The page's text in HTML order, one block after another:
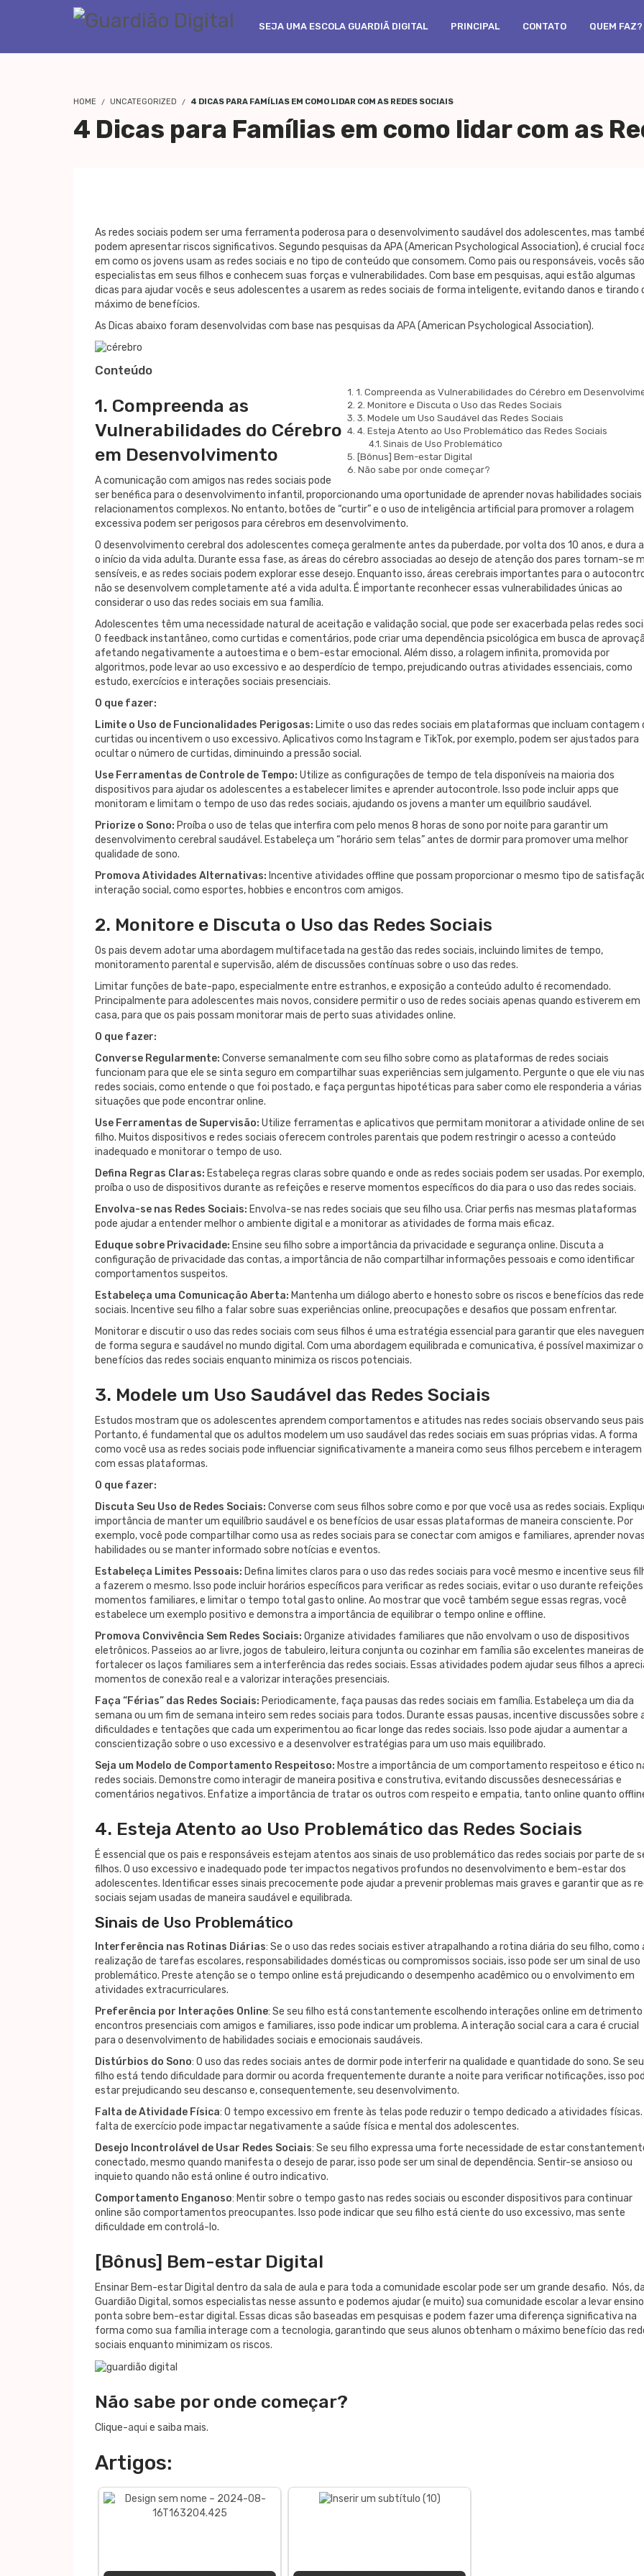
SEJA UMA ESCOLA GUARDIÃ DIGITAL PRINCIPAL CONTATO QUEM FAZ?
HOME UNCATEGORIZED 4 DICAS PARA FAMÍLIAS EM COMO LIDAR COM AS REDES SOCIAIS
4 Dicas para Famílias em como lidar com as
As redes sociais podem ser uma ferramenta poderosa para o desenvolvimento saudável dos adolescentes, mas
podem apresentar riscos significativos. Segundo pesquisas da APA (American Psychological Association),é crucial
em como os jovens usam as redes sociais e no tipo de conteúdo que consomem. Como pais ou responsáveis, vocês
especialistas em seus filhos e conhecem suas forças e vulnerabilidades. Com base em pesquisas, aqui estão algumas
dicas para ajudar vocês e seus adolescentes a usarem as redes sociais de forma inteligente, evitando danos e tirando
máximo de benefícios.
As Dicas abaixo foram desenvolvidas com base nas pesquisas da APA(American Psychological Association).
Conteúdo
1. Compreenda as Vulnerabilidades do Cérebro em
2. Monitore e Discuta o Uso das Redes Sociais
3. Modele um Uso Saudável das Redes Sociais
4. Esteja Atento ao Uso Problemático das Redes Sociais
Sinais de Uso Problemático
[Bônus] Bem-estar Digital
Não sabe por onde começar?
1. Compreenda as
Vulnerabilidades do Cérebro
em Desenvolvimento
A comunicação com amigos nas redes sociais pode
ser benéfica para o desenvolvimento infantil, proporcionando uma oportunidade de aprender novas habilidades sociais
relacionamentos complexos. No entanto, botões de “curtir” e o uso de inteligência artificial para promover a rolagem
excessiva podem ser perigosos para cérebros em desenvolvimento.
O desenvolvimento cerebral dos adolescentes começa geralmente antes da puberdade, por volta dos 10 anos, e dura
o início da vida adulta. Durante essa fase, as áreas do cérebro associadas ao desejo de atenção dos pares tornam-se
sensíveis, e as redes sociais podem explorar esse desejo. Enquanto isso, áreas cerebrais importantes para o
não se desenvolvem completamente até a vida adulta. É importante reconhecer essas vulnerabilidades únicas ao
considerar o uso das redes sociais em sua família.
Adolescentes têm uma necessidade natural de aceitação e validação social, que pode ser exacerbada pelas redes
O feedback instantâneo, como curtidas e comentários, pode criar uma dependência psicológica em busca de
afetando negativamente a autoestima e o bem-estar emocional. Além disso, a rolagem infinita, promovida por
algoritmos, pode levar ao uso excessivo e ao desperdício de tempo, prejudicando outras atividades essenciais, como
estudo, exercícios e interações sociais presenciais.
O que fazer:
Limite o Uso de Funcionalidades Perigosas: Limite o uso das redes sociais em plataformas que incluam contagem
curtidas ou incentivem o uso excessivo. Aplicativos como Instagram e TikTok, por exemplo, podem ser ajustados para
ocultar o número de curtidas, diminuindo a pressão social.
Use Ferramentas de Controle de Tempo: Utilize as configurações de tempo de tela disponíveis na maioria dos
dispositivos para ajudar os adolescentes a estabelecer limites e aprender autocontrole. Isso pode incluir apps que
monitoram e limitam o tempo de uso das redes sociais, ajudando os jovens a manter um equilíbrio saudável.
Priorize o Sono: Proíba o uso de telas que interfira com pelo menos 8 horas de sono por noite para garantir um
desenvolvimento cerebral saudável. Estabeleça um “horário sem telas” antes de dormir para promover uma melhor
qualidade de sono.
Promova Atividades Alternativas: Incentive atividades offline que possam proporcionar o mesmo tipo de
interação social, como esportes, hobbies e encontros com amigos.
2. Monitore e Discuta o Uso das Redes Sociais
Os pais devem adotar uma abordagem multifacetada na gestão das redes sociais, incluindo limites de tempo,
monitoramento parental e supervisão, além de discussões contínuas sobre o uso das redes.
Limitar funções de bate-papo, especialmente entre estranhos, e exposição a conteúdo adulto é recomendado.
Principalmente para adolescentes mais novos, considere permitir o uso de redes sociais apenas quando estiverem em
casa, para que os pais possam monitorar mais de perto suas atividades online.
O que fazer:
Converse Regularmente: Converse semanalmente com seu filho sobre como as plataformas de redes sociais
funcionam para que ele se sinta seguro em compartilhar suas experiências sem julgamento. Pergunte o que ele viu nas
redes sociais, como entende o que foi postado, e faça perguntas hipotéticas para saber como ele responderia a várias
situações que pode encontrar online.
Use Ferramentas de Supervisão: Utilize ferramentas e aplicativos que permitam monitorar a atividade online de
filho. Muitos dispositivos e redes sociais oferecem controles parentais que podem restringir o acesso a conteúdo
inadequado e monitorar o tempo de uso.
Defina Regras Claras: Estabeleça regras claras sobre quando e onde as redes sociais podem ser usadas. Por exemplo,
proíba o uso de dispositivos durante as refeições e reserve momentos específicos do dia para o uso das redes sociais.
Envolva-se nas Redes Sociais: Envolva-se nas redes sociais que seu filho usa. Criar perfis nas mesmas plataformas
pode ajudar a entender melhor o ambiente digital e a monitorar as atividades de forma mais eficaz.
Eduque sobre Privacidade: Ensine seu filho sobre a importância da privacidade e segurança online. Discuta a
configuração de privacidade das contas, a importância de não compartilhar informações pessoais e como identificar
comportamentos suspeitos.
Estabeleça uma Comunicação Aberta: Mantenha um diálogo aberto e honesto sobre os riscos e benefícios das
sociais. Incentive seu filho a falar sobre suas experiências online, preocupações e desafios que possam enfrentar.
Monitorar e discutir o uso das redes sociais com seus filhos é uma estratégia essencial para garantir que eles
de forma segura e saudável no mundo digital. Com uma abordagem equilibrada e comunicativa, é possível maximizar
benefícios das redes sociais enquanto minimiza os riscos potenciais.
3. Modele um Uso Saudável das Redes Sociais
Estudos mostram que os adolescentes aprendem comportamentos e atitudes nas redes sociais observando seus
Portanto, é fundamental que os adultos modelem um uso saudável das redes sociais em suas próprias vidas. A forma
como você usa as redes sociais pode influenciar significativamente a maneira como seus filhos percebem e interagem
com essas plataformas.
O que fazer:
Discuta Seu Uso de Redes Sociais: Converse com seus filhos sobre como e por que você usa as redes sociais.
importância de manter um equilíbrio saudável e os benefícios de usar essas plataformas de maneira consciente. Por
exemplo, você pode compartilhar como usa as redes sociais para se conectar com amigos e familiares, aprender novas
habilidades ou se manter informado sobre notícias e eventos.
Estabeleça Limites Pessoais: Defina limites claros para o uso das redes sociais para você mesmo e incentive seus
a fazerem o mesmo. Isso pode incluir horários específicos para verificar as redes sociais, evitar o uso durante refeições
momentos familiares, e limitar o tempo total gasto online. Ao mostrar que você também segue essas regras, você
estabelece um exemplo positivo e demonstra a importância de equilibrar o tempo online e offline.
Promova Convivência Sem Redes Sociais: Organize atividades familiares que não envolvam o uso de dispositivos
eletrônicos. Passeios ao ar livre, jogos de tabuleiro, leitura conjunta ou cozinhar em família são excelentes maneiras de
fortalecer os laços familiares sem a interferência das redes sociais. Essas atividades podem ajudar seus filhos a
momentos de conexão real e a valorizar interações presenciais.
Faça “Férias” das Redes Sociais: Periodicamente, faça pausas das redes sociais em família. Estabeleça um dia da
semana ou um fim de semana inteiro sem redes sociais para todos. Durante essas pausas, incentive discussões sobre
dificuldades e tentações que cada um experimentou ao ficar longe das redes sociais. Isso pode ajudar a aumentar a
conscientização sobre o uso excessivo e a desenvolver estratégias para um uso mais equilibrado.
Seja um Modelo de Comportamento Respeitoso: Mostre a importância de um comportamento respeitoso e ético
redes sociais. Demonstre como interagir de maneira positiva e construtiva, evitando discussões desnecessárias e
comentários negativos. Enfatize a importância de tratar os outros com respeito e empatia, tanto online quanto
4. Esteja Atento ao Uso Problemático das Redes Sociais
É essencial que os pais e responsáveis estejam atentos aos sinais de uso problemático das redes sociais por parte de
filhos. O uso excessivo e inadequado pode ter impactos negativos profundos no desenvolvimento e bem-estar dos
adolescentes. Identificar esses sinais precocemente pode ajudar a prevenir problemas mais graves e garantir que as
sociais sejam usadas de maneira saudável e equilibrada.
Sinais de Uso Problemático
Interferência nas Rotinas Diárias: Se o uso das redes sociais estiver atrapalhando a rotina diária do seu filho, como
realização de tarefas escolares, responsabilidades domésticas ou compromissos sociais, isso pode ser um sinal de uso
problemático. Preste atenção se o tempo online está prejudicando o desempenho acadêmico ou o envolvimento em
atividades extracurriculares.
Preferência por Interações Online: Se seu filho está constantemente escolhendo interações online em detrimento
encontros presenciais com amigos e familiares, isso pode indicar um problema. A interação social cara a cara é crucial
para o desenvolvimento de habilidades sociais e emocionais saudáveis.
Distúrbios do Sono: O uso das redes sociais antes de dormir pode interferir na qualidade e quantidade do sono. Se seu
filho está tendo dificuldade para dormir ou acorda frequentemente durante a noite para verificar notificações, isso
estar prejudicando seu descanso e, consequentemente, seu desenvolvimento.
Falta de Atividade Física: O tempo excessivo em frente às telas pode reduzir o tempo dedicado a atividades físicas.
falta de exercício pode impactar negativamente a saúde física e mental dos adolescentes.
Desejo Incontrolável de Usar Redes Sociais: Se seu filho expressa uma forte necessidade de estar
conectado, mesmo quando manifesta o desejo de parar, isso pode ser um sinal de dependência. Sentir-se ansioso ou
inquieto quando não está online é outro indicativo.
Comportamento Enganoso: Mentir sobre o tempo gasto nas redes sociais ou esconder dispositivos para continuar
online são comportamentos preocupantes. Isso pode indicar que seu filho está ciente do uso excessivo, mas sente
dificuldade em controlá-lo.
[Bônus] Bem-estar Digital
Ensinar Bem-estar Digital dentro da sala de aula e para toda a comunidade escolar pode ser um grande desafio. Nós, da
Guardião Digital, somos especialistas nesse assunto e podemos ajudar (e muito) sua comunidade escolar a levar
ponta sobre bem-estar digital. Essas dicas são baseadas em pesquisas e podem fazer uma diferença significativa na
forma como sua família interage com a tecnologia, garantindo que seus alunos obtenham o máximo benefício das
sociais enquanto minimizam os riscos.
Não sabe por onde começar?
Clique-aqui e saiba mais.
Artigos: